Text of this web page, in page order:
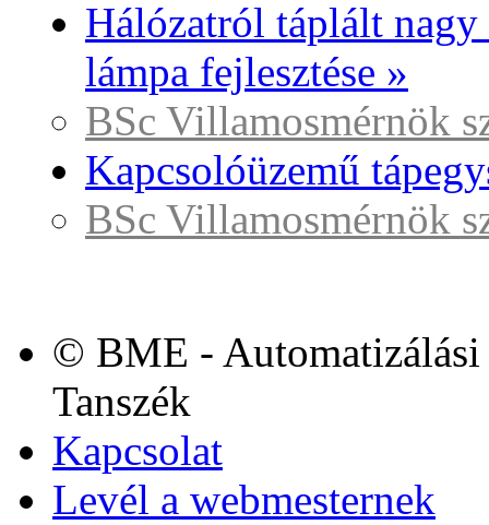
Hálózatról táplált
lámpa fejlesztése »
BSc Villamosmérnök
Kapcsolóüzemű
BSc Villamosmérnök
© BME -
Tanszék
Kapcsolat
Levél a webmesternek